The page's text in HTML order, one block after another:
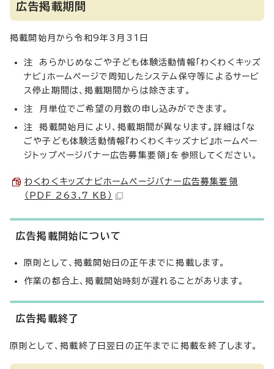
広告掲載期間
掲載開始月から令和9年3月31日
注 あらかじめなごや子ども体験活動情報「わくわくキッズ
ナビ」ホームページで周知したシステム保守等によるサービ
ス停止期間は、掲載期間からは除きます。
注 月単位でご希望の月数の申し込みができます。
注 掲載開始月により、掲載期間が異なります。詳細は「な
ごや子ども体験活動情報『わくわくキッズナビ』ホームペー
ジトップページバナー広告募集要領」を参照してください。
わくわくキッズナビホームページバナー広告募集要領
（PDF 263.7 KB）
広告掲載開始について
原則として、掲載開始日の正午までに掲載します。
作業の都合上、掲載開始時刻が遅れることがあります。
広告掲載終了
原則として、掲載終了日翌日の正午までに掲載を終了します。